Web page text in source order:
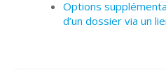
Options
d’un dossier via un